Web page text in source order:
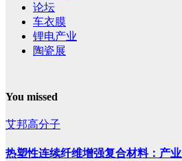
论坛
车衣膜
锂电产业
陶瓷展
You missed
艾邦高分子
热塑性连续纤维增强复合材料：产